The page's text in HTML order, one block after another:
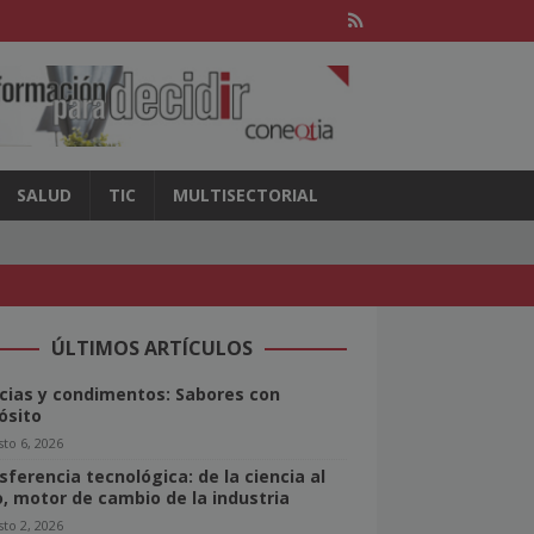
SALUD TIC MULTISECTORIAL
ÚLTIMOS ARTÍCULOS
y condimentos: Sabores con
6, 2026
tecnológica: de la ciencia al
motor de cambio de la industria
2, 2026